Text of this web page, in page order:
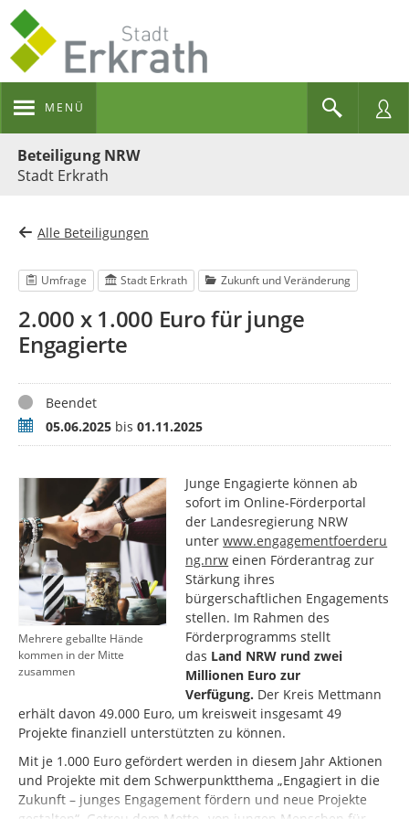
MENÜ
Beteiligung NRW
Stadt Erkrath
Alle Beteiligungen
Umfrage Stadt Erkrath Zukunft und Veränderung
2.000 x 1.000 Euro für junge
Engagierte
StatusBeendet
Zeitraum05.06.2025 bis 01.11.2025
Mehrere geballte Hände
kommen in der Mitte
zusammen
Junge Engagierte können ab
sofort im Online-Förderportal
der Landesregierung NRW
unterwww.engagementfoerderu
ng.nrw einen Förderantrag zur
Stärkung ihres
bürgerschaftlichen Engagements
stellen. Im Rahmen des
Förderprogramms stellt
das Land NRW rund zwei
Millionen Euro zur
Verfügung. Der Kreis Mettmann
erhält davon 49.000 Euro, um kreisweit insgesamt 49
Projekte finanziell unterstützten zu können.
Mit je 1.000 Euro gefördert werden in diesem Jahr Aktionen
und Projekte mit dem Schwerpunktthema „Engagiert in die
Zukunft – junges Engagement fördern und neue Projekte